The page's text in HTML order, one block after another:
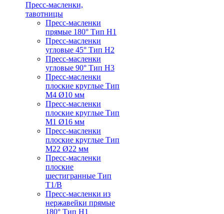
Пресс-масленки,
тавотницы
Пресс-масленки
прямые 180° Тип H1
Пресс-масленки
угловые 45° Тип H2
Пресс-масленки
угловые 90° Тип H3
Пресс-масленки
плоские круглые Тип
M4 Ø10 мм
Пресс-масленки
плоские круглые Тип
M1 Ø16 мм
Пресс-масленки
плоские круглые Тип
M22 Ø22 мм
Пресс-масленки
плоские
шестигранные Тип
T1/B
Пресс-масленки из
нержавейки прямые
180° Тип H1